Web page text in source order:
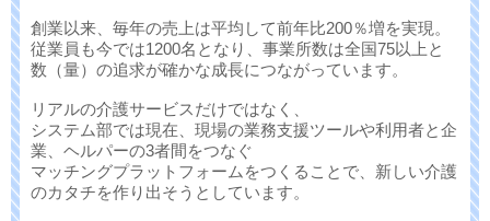
創業以来、毎年の売上は平均して前年比200％増を実現。
従業員も今では1200名となり、事業所数は全国75以上と
数（量）の追求が確かな成長につながっています。
リアルの介護サービスだけではなく、
システム部では現在、現場の業務支援ツールや利用者と企
業、ヘルパーの3者間をつなぐ
マッチングプラットフォームをつくることで、新しい介護
のカタチを作り出そうとしています。